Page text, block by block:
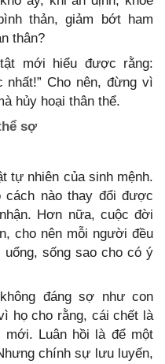
thản, giảm bớt ham
thân?
mới hiểu được rằng:
nhất!” Cho nên, đừng vì
hủy hoại thân thể.
sợ
tự nhiên của sinh mệnh.
nào thay đổi được
Hơn nữa, cuộc đời
cho nên mỗi người đều
sống sao cho có ý
đáng sợ như con
họ cho rằng, cái chết là
mới. Luân hồi là để một
chính sự lưu luyến,